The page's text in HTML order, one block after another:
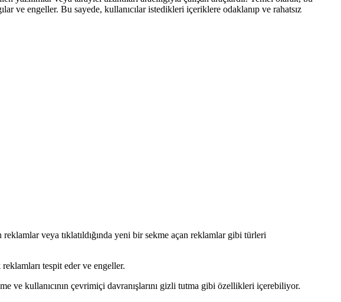
ve engeller. Bu sayede, kullanıcılar istedikleri içeriklere odaklanıp ve rahatsız
veya tıklatıldığında yeni bir sekme açan reklamlar gibi türleri
tespit eder ve engeller.
kullanıcının çevrimiçi davranışlarını gizli tutma gibi özellikleri içerebiliyor.